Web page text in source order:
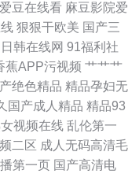
爱豆在线看 麻豆影院爱
狠狠干欧美 国产三
日韩在线网 91福利社
蕉APP污视频 艹艹艹
绝色精品 精品孕妇无
国产成人精品 精品93
视频在线 乱伦第一
二区 成人无码高清毛
第一页 国产高清电